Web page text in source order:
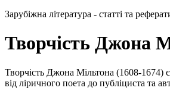
Зарубіжна література - статті та
Творчість Джона
Творчість Джона Мільтона (1608-1674)
від ліричного поета до публіциста та